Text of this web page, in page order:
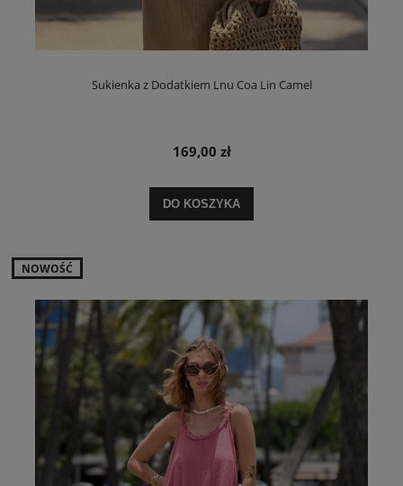
Sukienka z Dodatkiem Lnu Coa Lin Camel
169,00 zł
DO KOSZYKA
NOWOŚĆ